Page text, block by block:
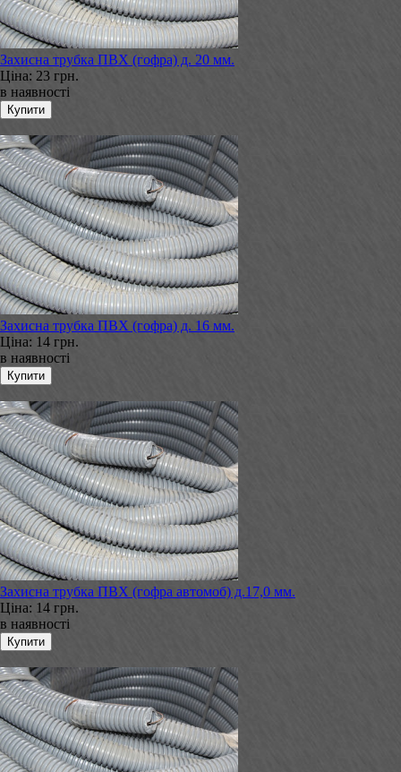
Захисна трубка ПВХ (гофра) д. 20 мм.
Ціна: 23 грн.
в наявності
Захисна трубка ПВХ (гофра) д. 16 мм.
Ціна: 14 грн.
в наявності
Захисна трубка ПВХ (гофра автомоб) д.17,0 мм.
Ціна: 14 грн.
в наявності